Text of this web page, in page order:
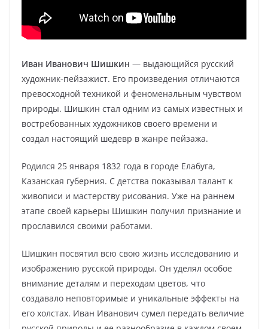
Иван Иванович Шишкин — выдающийся русский
художник-пейзажист. Его произведения отличаются
превосходной техникой и феноменальным чувством
природы. Шишкин стал одним из самых известных и
востребованных художников своего времени и
создал настоящий шедевр в жанре пейзажа.
Родился 25 января 1832 года в городе Елабуга,
Казанская губерния. С детства показывал талант к
живописи и мастерству рисования. Уже на раннем
этапе своей карьеры Шишкин получил признание и
прославился своими работами.
Шишкин посвятил всю свою жизнь исследованию и
изображению русской природы. Он уделял особое
внимание деталям и переходам цветов, что
создавало неповторимые и уникальные эффекты на
его холстах. Иван Иванович сумел передать величие